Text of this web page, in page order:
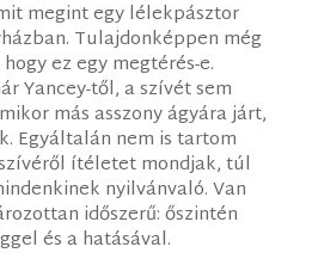
megint egy lélekpásztor
Tulajdonképpen még
ez egy megtérés-e.
Yancey-től, a szívét sem
más asszony ágyára járt,
Egyáltalán nem is tartom
ítéletet mondjak, túl
nyilvánvaló. Van
időszerű: őszintén
és a hatásával.